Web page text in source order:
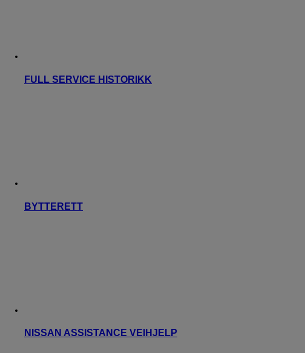
FULL SERVICE HISTORIKK
BYTTERETT
NISSAN ASSISTANCE VEIHJELP